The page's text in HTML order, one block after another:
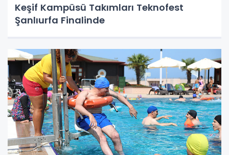
Keşif Kampüsü Takımları Teknofest
Şanlıurfa Finalinde